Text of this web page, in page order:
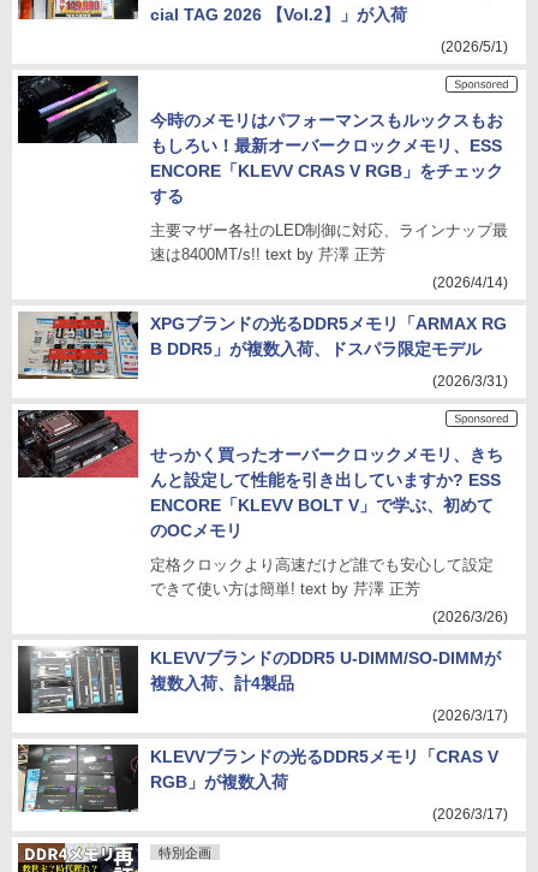
cial TAG 2026 【Vol.2】」が入荷
(2026/5/1)
今時のメモリはパフォーマンスもルックスもお
もしろい！最新オーバークロックメモリ、ESS
ENCORE「KLEVV CRAS V RGB」をチェック
する
主要マザー各社のLED制御に対応、ラインナップ最
速は8400MT/s!! text by 芹澤 正芳
(2026/4/14)
XPGブランドの光るDDR5メモリ「ARMAX RG
B DDR5」が複数入荷、ドスパラ限定モデル
(2026/3/31)
せっかく買ったオーバークロックメモリ、きち
んと設定して性能を引き出していますか? ESS
ENCORE「KLEVV BOLT V」で学ぶ、初めて
のOCメモリ
定格クロックより高速だけど誰でも安心して設定
できて使い方は簡単! text by 芹澤 正芳
(2026/3/26)
KLEVVブランドのDDR5 U-DIMM/SO-DIMMが
複数入荷、計4製品
(2026/3/17)
KLEVVブランドの光るDDR5メモリ「CRAS V
RGB」が複数入荷
(2026/3/17)
特別企画